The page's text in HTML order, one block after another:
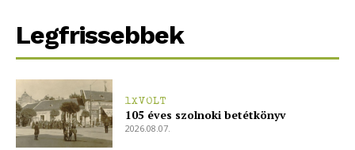
Legfrissebbek
1XVOLT
105 éves szolnoki betétkönyv
2026.08.07.